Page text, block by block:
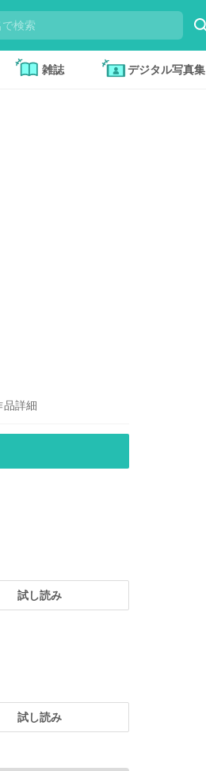
雑誌 デジタル写真集
品詳細
試し読み
試し読み